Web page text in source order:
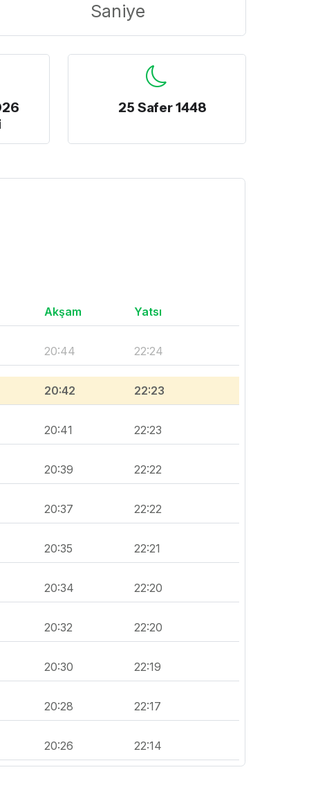
Saniye
25 Safer 1448
Akşam Yatsı
20:44 22:24
20:42 22:23
20:41 22:23
20:39 22:22
20:37 22:22
20:35 22:21
20:34 22:20
20:32 22:20
20:30 22:19
20:28 22:17
20:26 22:14